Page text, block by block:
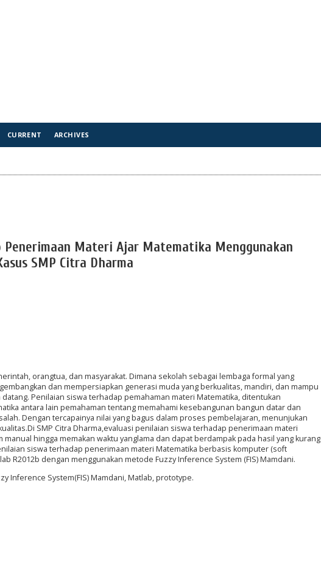
CURRENT ARCHIVES
Penerimaan Materi Ajar Matematika Menggunakan
SMP Citra Dharma
orangtua, dan masyarakat. Dimana sekolah sebagai lembaga formal yang
dan mempersiapkan generasi muda yang berkualitas, mandiri, dan mampu
Penilaian siswa terhadap pemahaman materi Matematika, ditentukan
antara lain pemahaman tentang memahami kesebangunan bangun datar dan
Dengan tercapainya nilai yang bagus dalam proses pembelajaran, menunjukan
SMP Citra Dharma,evaluasi penilaian siswa terhadap penerimaan materi
hingga memakan waktu yanglama dan dapat berdampak pada hasil yang kurang
siswa terhadap penerimaan materi Matematika berbasis komputer (soft
R2012b dengan menggunakan metode Fuzzy Inference System (FIS) Mamdani.
Inference System(FIS) Mamdani, Matlab, prototype.